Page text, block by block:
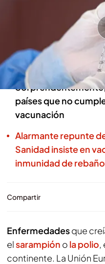
Redacción digital Noticias
La Unión Europea
miembros porque
lo suficiente contra
Sorprendentemente,
países que no
vacunación
Alarmante repunte
Sanidad insiste en
inmunidad de rebaño
Compartir
Enfermedadesque
elsarampión o la polio,
continente. La Unión